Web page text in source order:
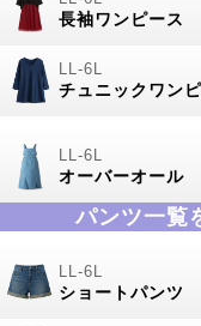
長袖ワンピース
チュニックワン
オーバーオール
パンツ一覧
ショートパンツ